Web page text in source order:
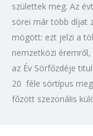
születtek meg. Az
sörei már több díjat
mögött: ezt jelzi a
nemzetközi
az Év Sörfőzdéje
20 féle sörtípus
főzött szezonális